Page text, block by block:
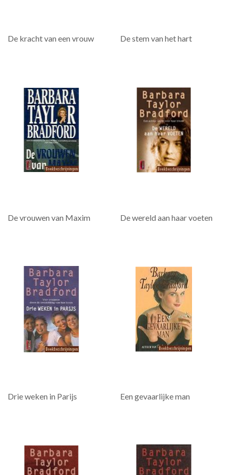
De kracht van een vrouw De stem van het hart
De vrouwen van Maxim De wereld aan haar voeten
Drie weken in Parijs Een gevaarlijke man